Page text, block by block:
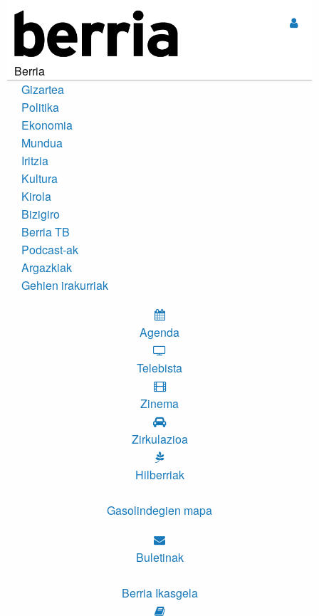
Berria
Gizartea
Politika
Ekonomia
Mundua
Iritzia
Kultura
Kirola
Bizigiro
Berria TB
Podcast-ak
Argazkiak
Gehien irakurriak
Agenda
Telebista
Zinema
Zirkulazioa
Hilberriak
Gasolindegien mapa
Buletinak
Berria Ikasgela